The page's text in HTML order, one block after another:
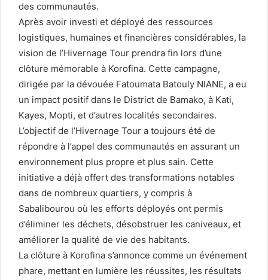
des communautés.
Après avoir investi et déployé des ressources
logistiques, humaines et financières considérables, la
vision de l’Hivernage Tour prendra fin lors d’une
clôture mémorable à Korofina. Cette campagne,
dirigée par la dévouée Fatoumata Batouly NIANE, a eu
un impact positif dans le District de Bamako, à Kati,
Kayes, Mopti, et d’autres localités secondaires.
L’objectif de l’Hivernage Tour a toujours été de
répondre à l’appel des communautés en assurant un
environnement plus propre et plus sain. Cette
initiative a déjà offert des transformations notables
dans de nombreux quartiers, y compris à
Sabalibourou où les efforts déployés ont permis
d’éliminer les déchets, désobstruer les caniveaux, et
améliorer la qualité de vie des habitants.
La clôture à Korofina s’annonce comme un événement
phare, mettant en lumière les réussites, les résultats